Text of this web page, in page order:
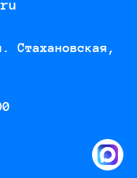
Стахановская,